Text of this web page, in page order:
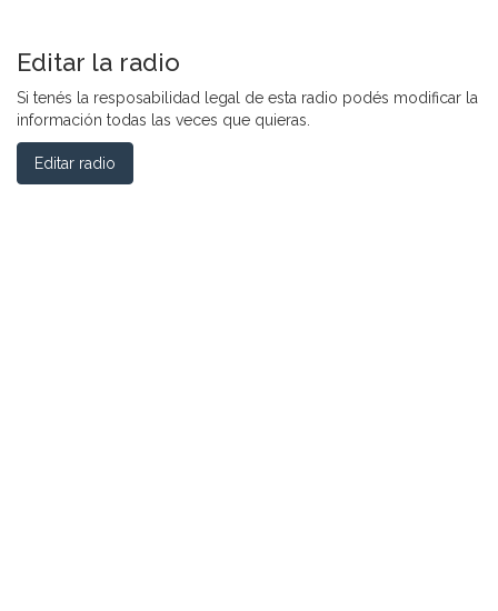
Editar la radio
Si tenés la resposabilidad legal de esta radio podés modificar la
información todas las veces que quieras.
Editar radio